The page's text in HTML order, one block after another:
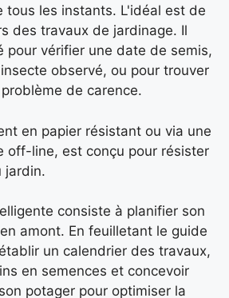
tous les instants. L'idéal est de
des travaux de jardinage. Il
pour vérifier une date de semis,
observé, ou pour trouver
de carence.
en papier résistant ou via une
off-line, est conçu pour résister
jardin.
consiste à planifier son
amont. En feuilletant le guide
un calendrier des travaux,
en semences et concevoir
potager pour optimiser la